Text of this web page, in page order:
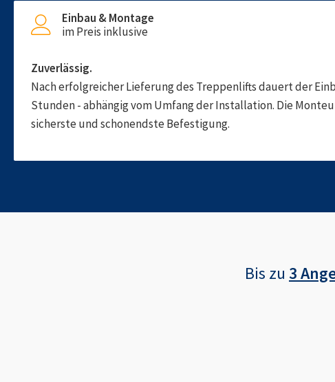
Einbau & Montage
im Preis inklusive
Zuverlässig.
Nach erfolgreicher Lieferung des Treppenlifts dauert der
Stunden - abhängig vom Umfang der Installation. Die
sicherste und schonendste Befestigung.
Bis zu 3